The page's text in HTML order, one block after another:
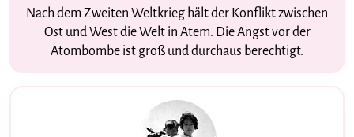
Nach dem Zweiten Weltkrieg hält der Konflikt zwischen
Ost und West die Welt in Atem. Die Angst vor der
Atombombe ist groß und durchaus berechtigt.